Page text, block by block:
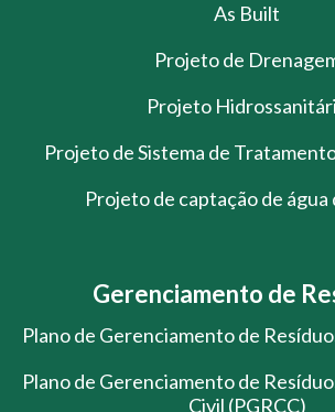
As Built
Projeto de
Projeto
Projeto de Sistema de
Projeto de captação de água
Gerenciamento de
Plano de Gerenciamento de
Plano de Gerenciamento de
Civil (PGRCC)